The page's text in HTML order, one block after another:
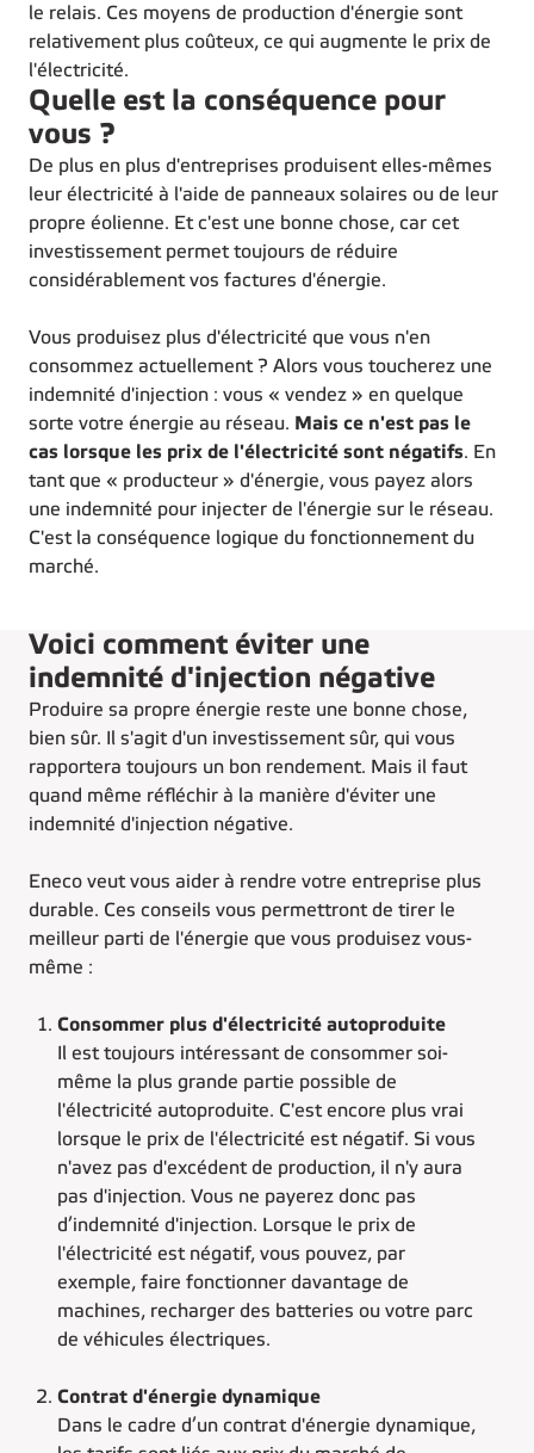
le relais. Ces moyens de production d'énergie sont
relativement plus coûteux, ce qui augmente le prix de
l'électricité.
Quelle est la conséquence pour
vous ?
De plus en plus d'entreprises produisent elles-mêmes
leur électricité à l'aide de panneaux solaires ou de leur
propre éolienne. Et c'est une bonne chose, car cet
investissement permet toujours de réduire
considérablement vos factures d'énergie.
Vous produisez plus d'électricité que vous n'en
consommez actuellement ? Alors vous toucherez une
indemnité d'injection : vous « vendez » en quelque
sorte votre énergie au réseau. Mais ce n'est pas le
cas lorsque les prix de l'électricité sont négatifs. En
tant que « producteur » d'énergie, vous payez alors
une indemnité pour injecter de l'énergie sur le réseau.
C'est la conséquence logique du fonctionnement du
marché.
Voici comment éviter une
indemnité d'injection négative
Produire sa propre énergie reste une bonne chose,
bien sûr. Il s'agit d'un investissement sûr, qui vous
rapportera toujours un bon rendement. Mais il faut
quand même réfléchir à la manière d'éviter une
indemnité d'injection négative.
Eneco veut vous aider à rendre votre entreprise plus
durable. Ces conseils vous permettront de tirer le
meilleur parti de l'énergie que vous produisez vous-
même :
Consommer plus d'électricité autoproduite
Il est toujours intéressant de consommer soi-
même la plus grande partie possible de
l'électricité autoproduite. C'est encore plus vrai
lorsque le prix de l'électricité est négatif. Si vous
n'avez pas d'excédent de production, il n'y aura
pas d'injection. Vous ne payerez donc pas
d’indemnité d'injection. Lorsque le prix de
l'électricité est négatif, vous pouvez, par
exemple, faire fonctionner davantage de
machines, recharger des batteries ou votre parc
de véhicules électriques.
Contrat d'énergie dynamique
Dans le cadre d’un contrat d'énergie dynamique,